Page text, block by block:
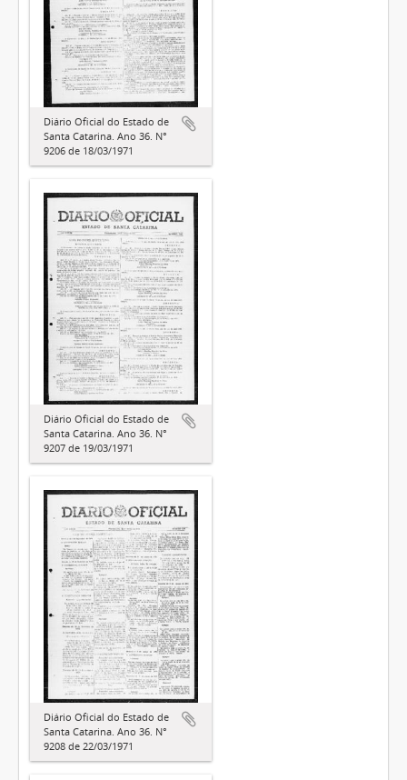
Diário Oficial do Estado de
Santa Catarina. Ano 36. N°
9206 de 18/03/1971
Diário Oficial do Estado de
Santa Catarina. Ano 36. N°
9207 de 19/03/1971
Diário Oficial do Estado de
Santa Catarina. Ano 36. N°
9208 de 22/03/1971